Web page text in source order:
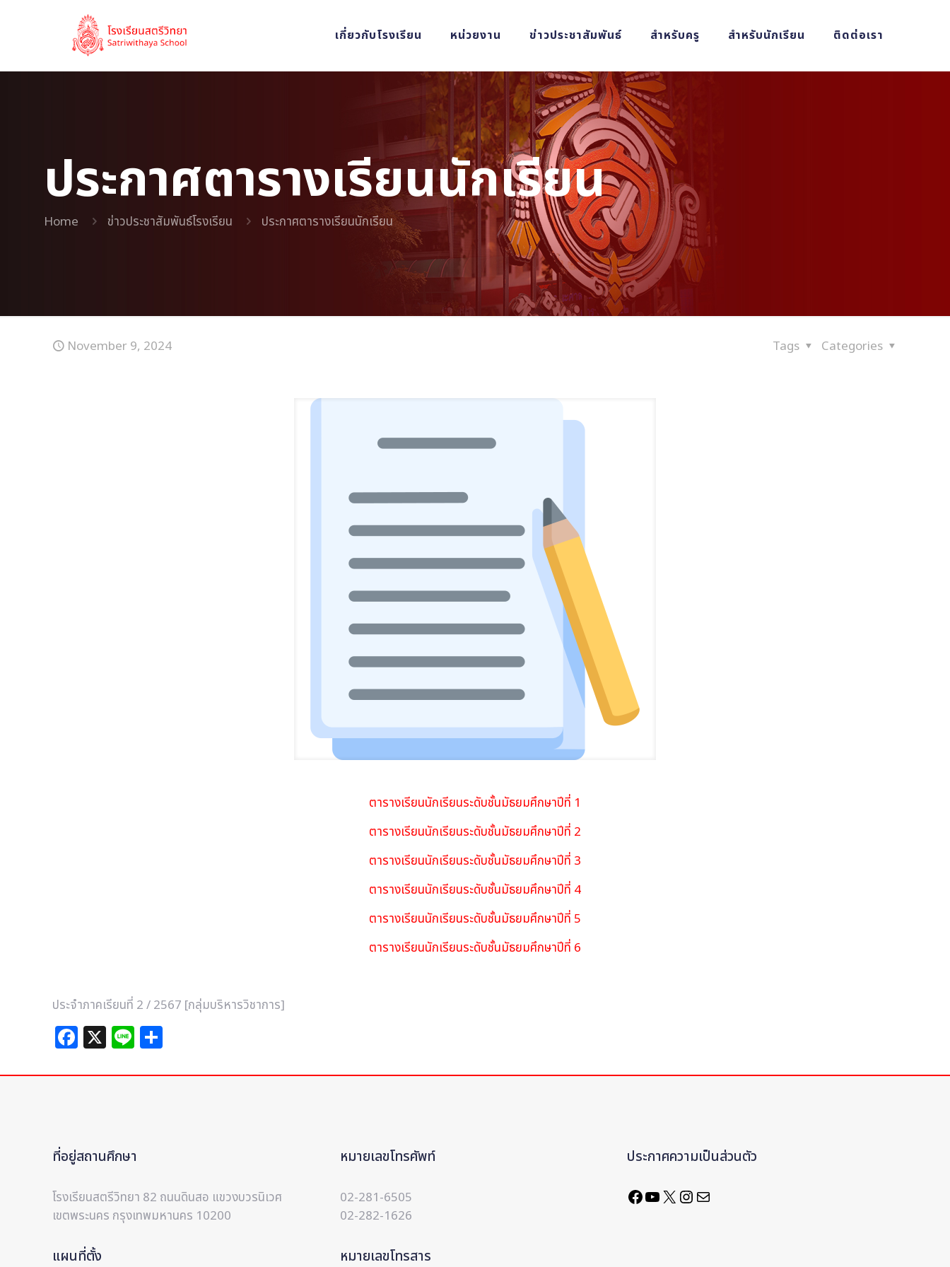
เกี่ยวกับโรงเรียน หน่วยงาน ข่าวประชาสัมพันธ์ สำหรับครู สำหรับนักเรียน ติดต่อเรา
ประกาศตารางเรียนนักเรียน
Home ข่าวประชาสัมพันธ์โรงเรียน ประกาศตารางเรียนนักเรียน
November 9, 2024 Categories
Tags
ตารางเรียนนักเรียนระดับชั้นมัธยมศึกษาปีที่ 1
ตารางเรียนนักเรียนระดับชั้นมัธยมศึกษาปีที่ 2
ตารางเรียนนักเรียนระดับชั้นมัธยมศึกษาปีที่ 3
ตารางเรียนนักเรียนระดับชั้นมัธยมศึกษาปีที่ 4
ตารางเรียนนักเรียนระดับชั้นมัธยมศึกษาปีที่ 5
ตารางเรียนนักเรียนระดับชั้นมัธยมศึกษาปีที่ 6
ประจำภาคเรียนที่ 2 / 2567 [กลุ่มบริหารวิชาการ]
Facebook
X Line
ที่อยู่สถานศึกษา
โรงเรียนสตรีวิทยา 82 ถนนดินสอ แขวงบวรนิเวศ
เขตพระนคร กรุงเทพมหานคร 10200
แผนที่ตั้ง
หมายเลขโทรศัพท์
02-281-6505
02-282-1626
หมายเลขโทรสาร
ประกาศความเป็นส่วนตัว